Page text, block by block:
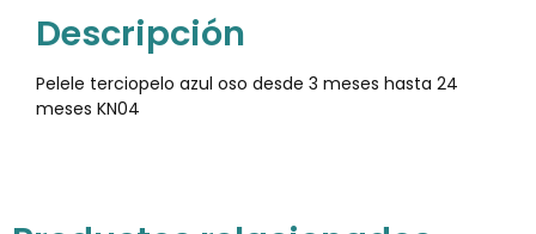
Descripción
Pelele terciopelo azul oso desde 3 meses hasta 24
meses KN04